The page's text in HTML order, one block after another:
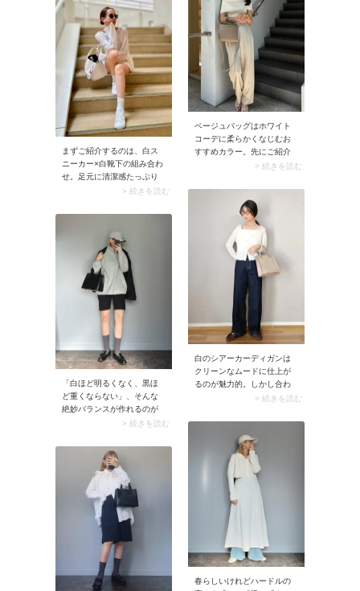
誰でもおしゃれな着こなし
がカンタンに実現します！
このとき、コーデの爽やか
さをアップしてくれるシル
バーアクセサリーや、さり
げなくアクセントになるパ
ステルカラー小物を添える
のが40代におすすめです。
ュアルさをプラス。きれい
めとラフさのミックスが大
人の余裕を感じさせます。
まずご紹介するのは、白ス
ニーカー×白靴下の組み合わ
せ。足元に清潔感たっぷり
なホワイトを持ってくるこ
ンに仕上がります。同じ色
合わせやすいのも嬉しいポ
イントです。
> 続きを読む
ベージュバッグはホワイト
コーデに柔らかくなじむお
すすめカラー。先にご紹介
した白バッグと黒バッグの
ープしつつ程よく着こなし
のアクセントになってくれ
> 続きを読む
白のシアーカーディガンは
クリーンなムードに仕上が
るのが魅力的。しかし合わ
せるインナーの着丈や色に
感が生かしきれず、うまく
着こなせないこともありま
すよね。インナー選びに迷
ったら、同色の白キャミソ
ール・タンクトップがベス
トな選択。深い色味のワイ
ドデニムパンツを合わせて
大人カジュアルに仕上げま
> 続きを読む
「白ほど明るくなく、黒ほ
ど重くならない」、そんな
絶妙バランスが作れるのが
グレーの靴下です。控えめ
コーデを引き締めてくれま
す。スタイリングから浮き
にくいカラーなので、迷っ
た日はグレーを選んでおく
と間違いありません。なお
ソックスはもちろん、タイ
ツで取り入れてもOKです
> 続きを読む
春らしいけれどハードルの